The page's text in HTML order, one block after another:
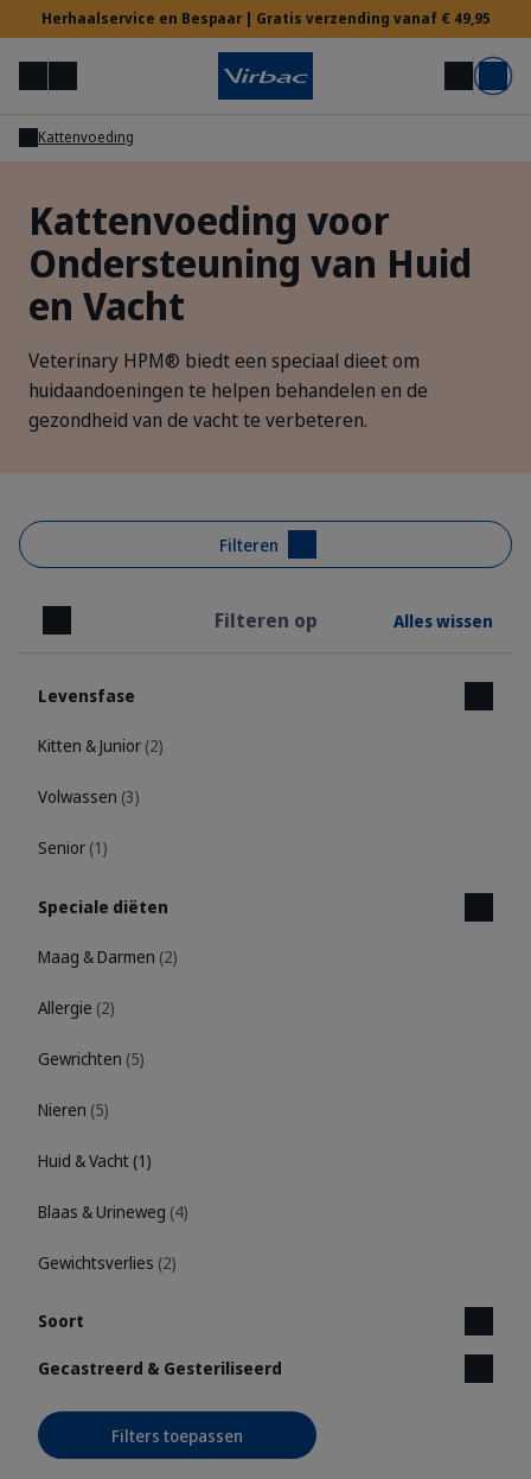
Herhaalservice en Bespaar | Gratis verzending vanaf € 49,95
MenuZoek op Mijn account Mand
Hulp nodig?
Kattenvoeding
Kattenvoeding voor
Ondersteuning van Huid
en Vacht
Veterinary HPM® biedt een speciaal dieet om
huidaandoeningen te helpen behandelen en de
gezondheid van de vacht te verbeteren.
Filteren
Sluiten Filteren op Alles wissen
Levensfase
Kitten & Junior (2)
Volwassen (3)
Senior (1)
Speciale diëten
Maag & Darmen (2)
Allergie (2)
Gewrichten (5)
Nieren (5)
Huid & Vacht (1)
Blaas & Urineweg (4)
Gewichtsverlies (2)
Soort
Gecastreerd & Gesteriliseerd
Filters toepassen